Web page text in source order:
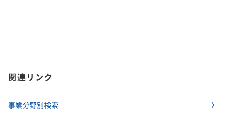
関連リンク
事業分野別検索